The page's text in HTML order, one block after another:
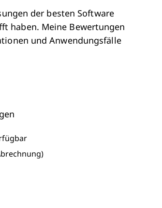
der besten Software
haben. Meine Bewertungen
und Anwendungsfälle